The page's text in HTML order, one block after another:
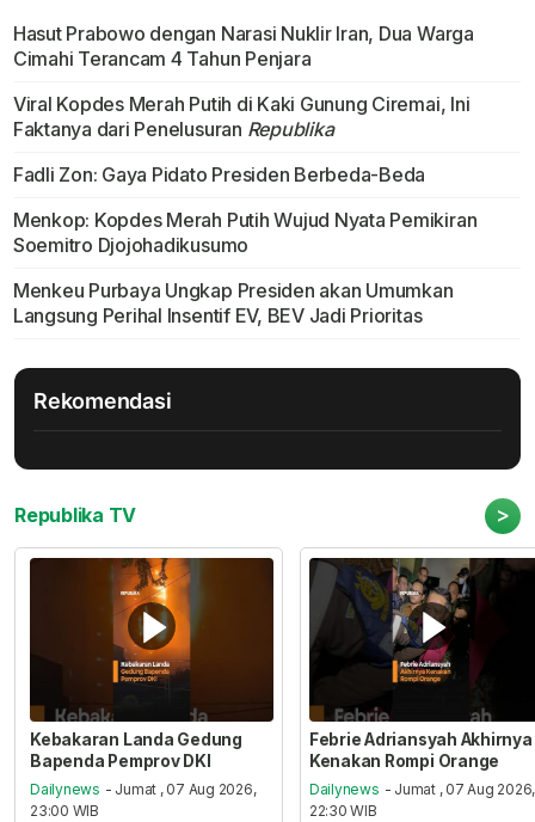
Hasut Prabowo dengan Narasi Nuklir Iran, Dua Warga
Cimahi Terancam 4 Tahun Penjara
Viral Kopdes Merah Putih di Kaki Gunung Ciremai, Ini
Faktanya dari Penelusuran Republika
Fadli Zon: Gaya Pidato Presiden Berbeda-Beda
Menkop: Kopdes Merah Putih Wujud Nyata Pemikiran
Soemitro Djojohadikusumo
Menkeu Purbaya Ungkap Presiden akan Umumkan
Langsung Perihal Insentif EV, BEV Jadi Prioritas
Rekomendasi
Republika TV >
Kebakaran Landa Gedung
Bapenda Pemprov DKI
Dailynews - Jumat , 07 Aug 2026,
23:00 WIB
Febrie Adriansyah Akhirnya
Kenakan Rompi Orange
Dailynews - Jumat , 07 Aug 2026,
22:30 WIB